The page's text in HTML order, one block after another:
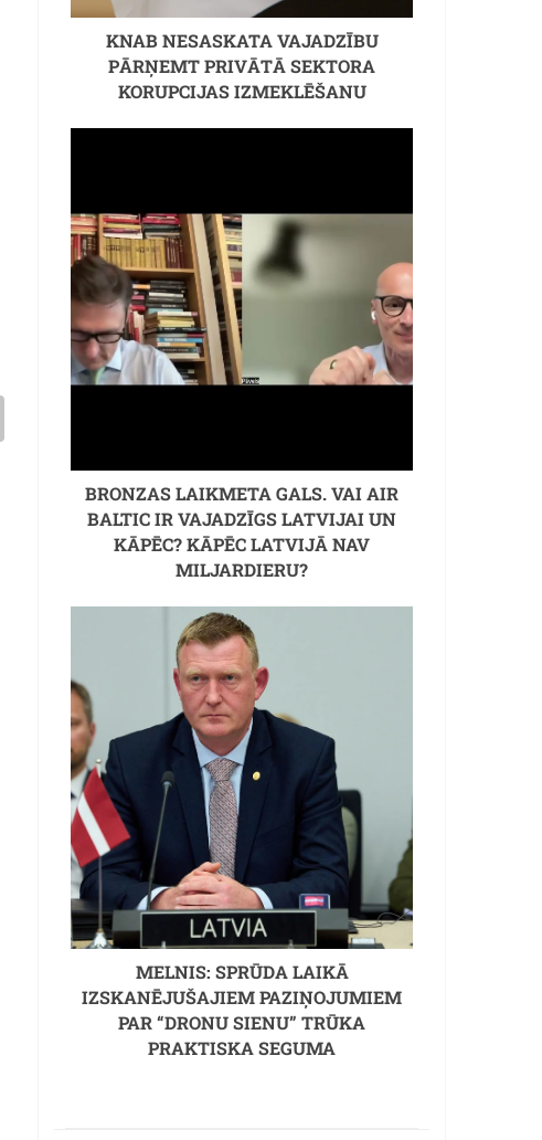
KNAB NESASKATA VAJADZĪBU
PĀRŅEMT PRIVĀTĀ SEKTORA
KORUPCIJAS IZMEKLĒŠANU
BRONZAS LAIKMETA GALS. VAI AIR
BALTIC IR VAJADZĪGS LATVIJAI UN
KĀPĒC? KĀPĒC LATVIJĀ NAV
MILJARDIERU?
MELNIS: SPRŪDA LAIKĀ
IZSKANĒJUŠAJIEM PAZIŅOJUMIEM
PAR “DRONU SIENU” TRŪKA
PRAKTISKA SEGUMA